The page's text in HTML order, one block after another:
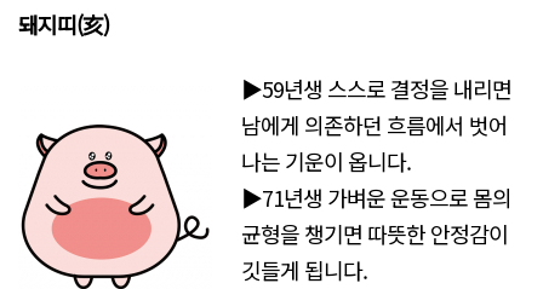
돼지띠(亥)
▶59년생 스스로 결정을 내리면
남에게 의존하던 흐름에서 벗어
나는 기운이 옵니다.
▶71년생 가벼운 운동으로 몸의
균형을 챙기면 따뜻한 안정감이
깃들게 됩니다.